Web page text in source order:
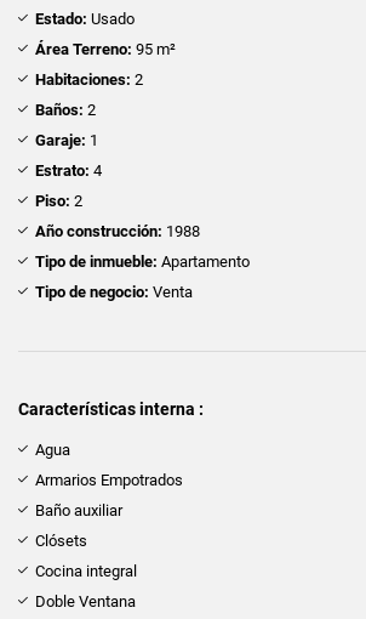
Estado: Usado
Área Terreno: 95 m²
Habitaciones: 2
Baños: 2
Garaje: 1
Estrato: 4
Piso: 2
Año construcción: 1988
Tipo de inmueble: Apartamento
Tipo de negocio: Venta
Características interna :
Agua
Armarios Empotrados
Baño auxiliar
Clósets
Cocina integral
Doble Ventana